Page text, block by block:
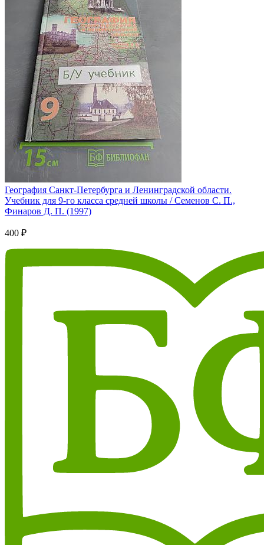
География Санкт-Петербурга и Ленинградской области.
Учебник для 9-го класса средней школы / Семенов С. П.,
Финаров Д. П. (1997)
400 ₽